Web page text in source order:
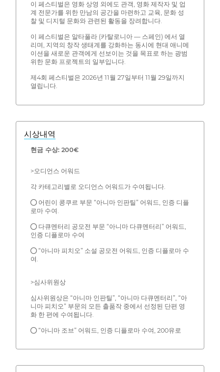
이 페스티벌은 영화 상영 외에도 관객, 영화 제작자 및 업
계 전문가를 위한 만남의 공간을 마련하고 교육, 문화 성
찰 및 디지털 문화와 관련된 활동을 장려합니다.
이 페스티벌은 알타풀라 (카탈로니아 — 스페인) 에서 열
리며, 지역의 창작 생태계를 강화하는 동시에 현대 애니메
이션을 새로운 관객에게 선보이는 것을 목표로 하는 광범
위한 문화 프로젝트의 일부입니다.
제4회 페스티벌은 2026년 11월 27일부터 11월 29일까지
열립니다.
시상내역
현금 수상: 200€
>오디언스 어워드
각 카테고리별로 오디언스 어워드가 수여됩니다.
● 어린이 콩쿠르 부문 “아니마 인판틸” 어워드, 인증 디플
로마 수여.
● 다큐멘터리 공모전 부문 “아니마 다큐멘터리” 어워드,
인증 디플로마 수여
● “아니마 피치오” 소설 공모전 어워드, 인증 디플로마 수
여.
>심사위원상
심사위원상은 “아니마 인판틸”, “아니마 다큐멘터리”, “아
니마 피치오” 부문의 모든 출품작 중에서 선정된 단편 영
화 한 편에 수여됩니다.
● “아니마 조브” 어워드, 인증 디플로마 수여, 200유로